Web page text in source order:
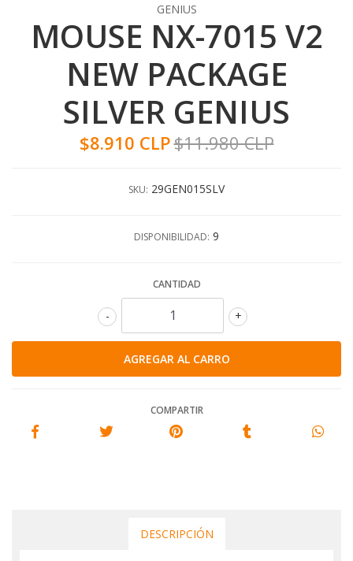
GENIUS
MOUSE NX-7015 V2
NEW PACKAGE
SILVER GENIUS
$8.910 CLP$11.980 CLP
SKU: 29GEN015SLV
DISPONIBILIDAD: 9
CANTIDAD
+
-
COMPARTIR
DESCRIPCIÓN